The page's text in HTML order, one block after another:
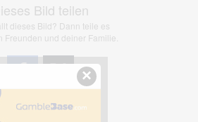
Bild teilen
dieses Bild? Dann teile es
Freunden und deiner Familie.
Share Links
×